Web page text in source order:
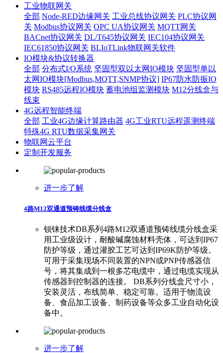
工业物联网关
全部 Node-RED边缘网关 工业总线协议网关 PLC协议网
关 Modbus协议网关 OPC UA协议网关 MQTT网关
BACnet协议网关 DL/T645协议网关 IEC104协议网关
IEC61850协议网关 BLIoTLink物联网关软件
IO模块&协议转换器
全部 分布式I/O系统 坚固型双以太网IO模块 坚固型单以
太网IO模块[Modbus,MQTT,SNMP协议] IP67防水防振IO
模块 RS485远程IO模块 蓄电池组监测模块 M12分线盒与
线束
4G远程智能终端
全部 工业4G边缘计算路由器 4G工业RTU远程遥测终端
特殊4G RTU数据采集网关
物联网云平台
定制开发服务
进一步了解
4路M12双通道预铸线缆分线盒
钡铼技术DB系列4路M12双通道预铸线缆分线盒采
用工业级设计，耐酸碱腐蚀材料壳体，可达到IP67
防护等级，通过灌胶工艺可达到IP69K防护等级。
可用于采集现场不同装置的NPN或PNP传感器信
号，将其集成到一根多芯电缆中，通过电缆实现从
传感器到控制器的连接。 DB系列分线盒尺寸小，
安装灵活，布线简单、稳定可靠。适用于物流设
备、食品加工设备、制药设备等众多工业自动化设
备中。
进一步了解